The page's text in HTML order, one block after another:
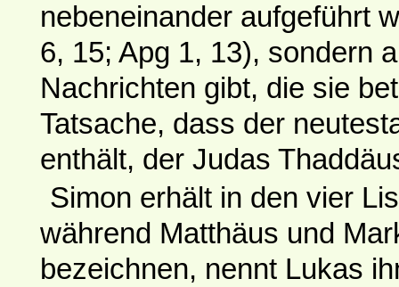
nebeneinander aufgeführt
6, 15; Apg 1, 13), sondern
Nachrichten gibt, die sie
Tatsache, dass der
enthält, der Judas
Simon erhält in den vier
während Matthäus und
bezeichnen, nennt Lukas